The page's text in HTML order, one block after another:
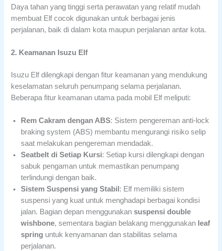
Daya tahan yang tinggi serta perawatan yang relatif mudah
membuat Elf cocok digunakan untuk berbagai jenis
perjalanan, baik di dalam kota maupun perjalanan antar kota.
2. Keamanan Isuzu Elf
Isuzu Elf dilengkapi dengan fitur keamanan yang mendukung
keselamatan seluruh penumpang selama perjalanan.
Beberapa fitur keamanan utama pada mobil Elf meliputi:
Rem Cakram dengan ABS: Sistem pengereman anti-lock
braking system (ABS) membantu mengurangi risiko selip
saat melakukan pengereman mendadak.
Seatbelt di Setiap Kursi: Setiap kursi dilengkapi dengan
sabuk pengaman untuk memastikan penumpang
terlindungi dengan baik.
Sistem Suspensi yang Stabil : Elf memiliki sistem
suspensi yang kuat untuk menghadapi berbagai kondisi
jalan. Bagian depan menggunakansuspensi double
wishbone, sementara bagian belakang menggunakan leaf
spring untuk kenyamanan dan stabilitas selama
perjalanan.